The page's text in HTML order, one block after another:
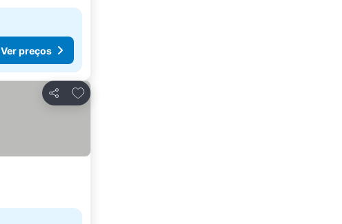
Ver preços
Partilhar
Adicionar aos favoritos